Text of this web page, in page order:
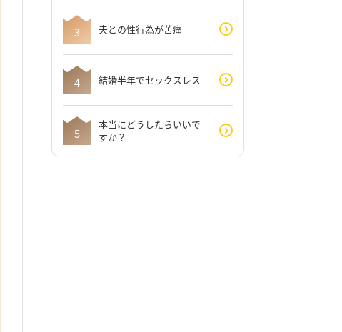
夫との性行為が苦痛
結婚半年でセックスレス
本当にどうしたらいいで
すか？